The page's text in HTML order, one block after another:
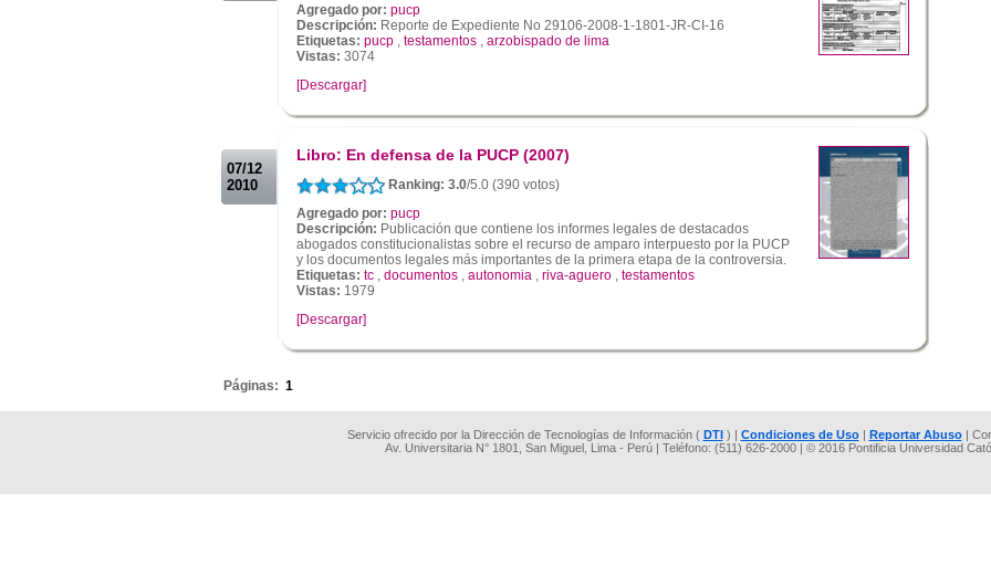
Agregado por: pucp
Descripción: Reporte de Expediente No 29106-2008-1-1801-JR-CI-16
Etiquetas: pucp , testamentos , arzobispado de lima
Vistas: 3074
[Descargar]
07/12
2010
Libro: En defensa de la PUCP (2007)
Ranking: 3.0/5.0 (390 votos)
Agregado por: pucp
Descripción: Publicación que contiene los informes legales de destacados
abogados constitucionalistas sobre el recurso de amparo interpuesto por la PUCP
y los documentos legales más importantes de la primera etapa de la controversia.
Etiquetas: tc , documentos , autonomia , riva-aguero , testamentos
Vistas: 1979
[Descargar]
Páginas: 1
Servicio ofrecido por la Dirección de Tecnologías de Información ( DTI) | Condiciones de Uso| Reportar Abuso|
Av. Universitaria N° 1801, San Miguel, Lima - Perú | Teléfono: (511) 626-2000 | © 2016 Pontificia Universidad